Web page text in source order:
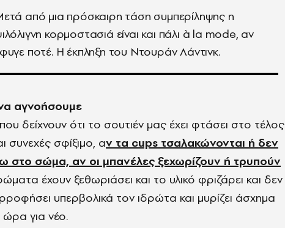
από μια πρόσκαιρη τάση συμπερίληψης η
κορμοστασιά είναι και πάλι à la mode, αν
ποτέ. Η έκπληξη του Ντουράν Λάντινκ.
αγνοήσουμε
δείχνουν ότι το σουτιέν μας έχει φτάσει στο τέλος
συνεχές σφίξιμο, αν τα cups τσαλακώνονται ή δεν
σώμα, αν οι μπανέλες ξεχωρίζουν ή τρυπούν
έχουν ξεθωριάσει και το υλικό φριζάρει και δεν
υπερβολικά τον ιδρώτα και μυρίζει άσχημα
ώρα για νέο.